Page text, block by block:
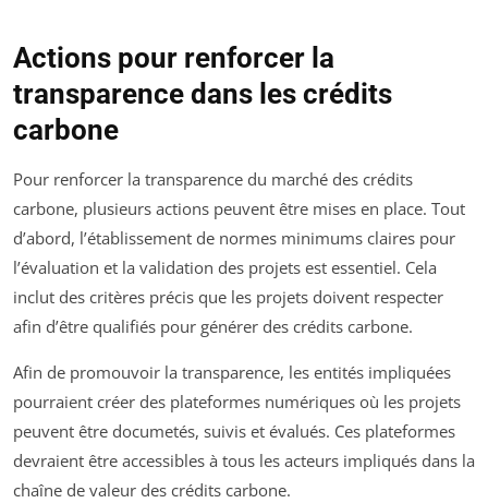
Actions pour renforcer la
transparence dans les crédits
carbone
Pour renforcer la transparence du marché des crédits
carbone, plusieurs actions peuvent être mises en place. Tout
d’abord, l’établissement de normes minimums claires pour
l’évaluation et la validation des projets est essentiel. Cela
inclut des critères précis que les projets doivent respecter
afin d’être qualifiés pour générer des crédits carbone.
Afin de promouvoir la transparence, les entités impliquées
pourraient créer des plateformes numériques où les projets
peuvent être documetés, suivis et évalués. Ces plateformes
devraient être accessibles à tous les acteurs impliqués dans la
chaîne de valeur des crédits carbone.